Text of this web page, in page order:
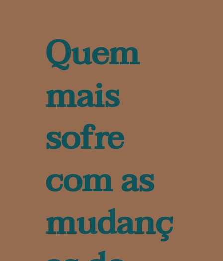
Quem
mais
sofre
com as
mudanç